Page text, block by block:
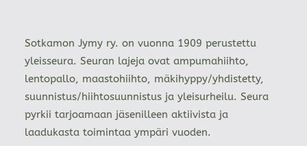
Sotkamon Jymy ry. on vuonna 1909 perustettu
yleisseura. Seuran lajeja ovat ampumahiihto,
lentopallo, maastohiihto, mäkihyppy/yhdistetty,
suunnistus/hiihtosuunnistus ja yleisurheilu. Seura
pyrkii tarjoamaan jäsenilleen aktiivista ja
laadukasta toimintaa ympäri vuoden.